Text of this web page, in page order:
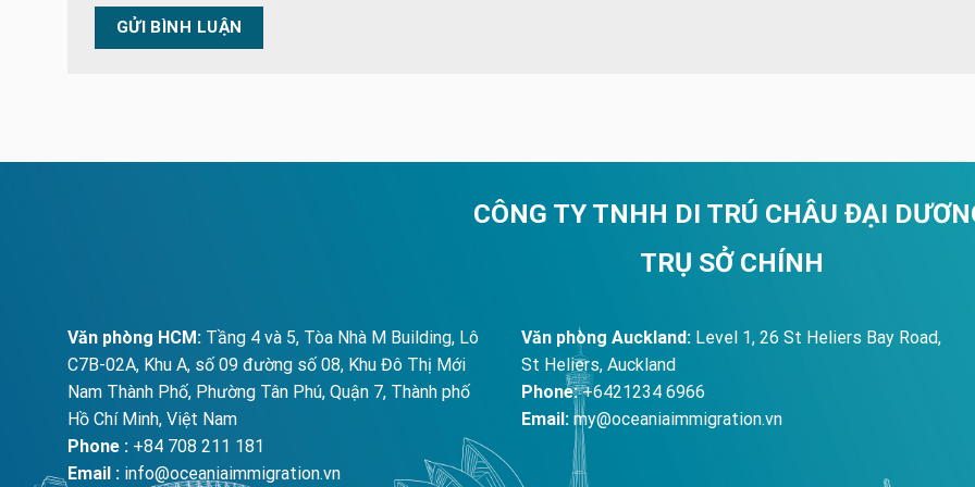
CÔNG TY TNHH DI TRÚ CHÂU ĐẠI
TRỤ SỞ CHÍNH
Văn phòng HCM: Tầng 4 và 5, Tòa Nhà M Building, Lô
C7B-02A, Khu A, số 09 đường số 08, Khu Đô Thị Mới
Nam Thành Phố, Phường Tân Phú, Quận 7, Thành phố
Hồ Chí Minh, Việt Nam
Phone : +84 708 211 181
Email : info@oceaniaimmigration.vn
Văn phòng Auckland: Level 1, 26 St Heliers Bay Road,
St Heliers, Auckland
Phone:+6421234 6966
Email:my@oceaniaimmigration.vn